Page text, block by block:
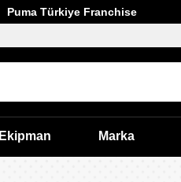
Puma Türkiye Franchise
Ekipman Marka